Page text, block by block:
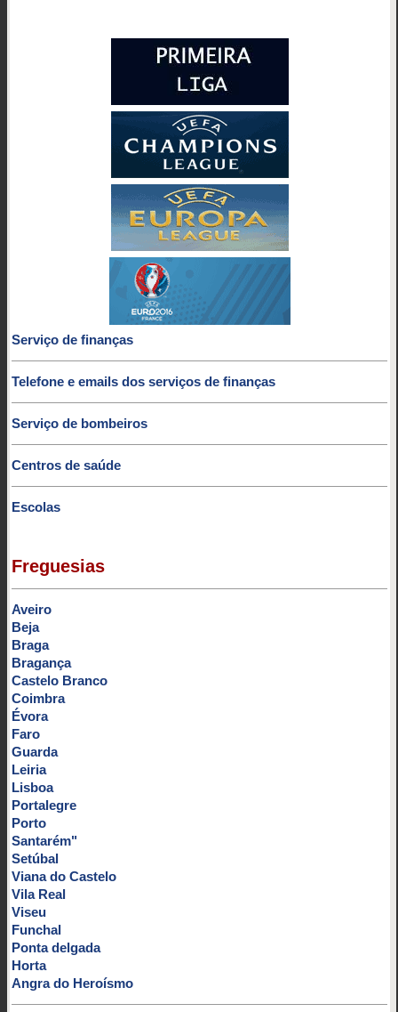
Serviço de finanças
Telefone e emails dos serviços de finanças
Serviço de bombeiros
Centros de saúde
Escolas
Freguesias
Aveiro
Beja
Braga
Bragança
Castelo Branco
Coimbra
Évora
Faro
Guarda
Leiria
Lisboa
Portalegre
Porto
Santarém"
Setúbal
Viana do Castelo
Vila Real
Viseu
Funchal
Ponta delgada
Horta
Angra do Heroísmo